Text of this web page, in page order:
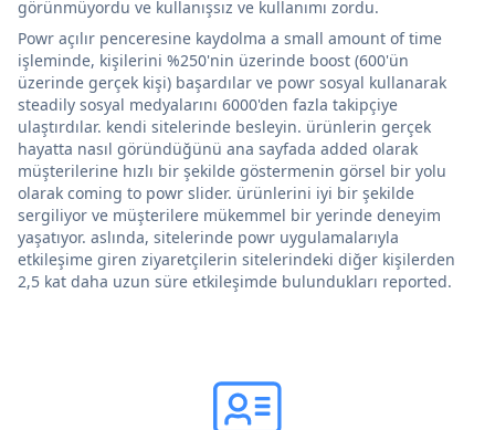
görünmüyordu ve kullanışsız ve kullanımı zordu.
Powr açılır penceresine kaydolma a small amount of time
işleminde, kişilerini %250'nin üzerinde boost (600'ün
üzerinde gerçek kişi) başardılar ve powr sosyal kullanarak
steadily sosyal medyalarını 6000'den fazla takipçiye
ulaştırdılar. kendi sitelerinde besleyin. ürünlerin gerçek
hayatta nasıl göründüğünü ana sayfada added olarak
müşterilerine hızlı bir şekilde göstermenin görsel bir yolu
olarak coming to powr slider. ürünlerini iyi bir şekilde
sergiliyor ve müşterilere mükemmel bir yerinde deneyim
yaşatıyor. aslında, sitelerinde powr uygulamalarıyla
etkileşime giren ziyaretçilerin sitelerindeki diğer kişilerden
2,5 kat daha uzun süre etkileşimde bulundukları reported.